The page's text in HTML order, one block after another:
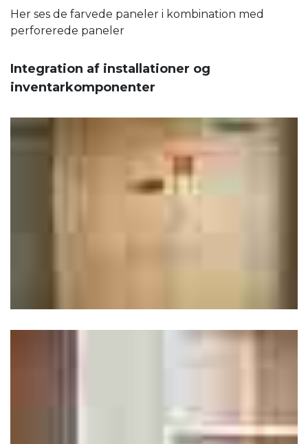
Her ses de farvede paneler i kombination med
perforerede paneler
Integration af installationer og
inventarkomponenter